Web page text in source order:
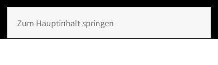
Zum Hauptinhalt springen